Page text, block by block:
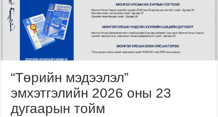
“Төрийн мэдээлэл”
эмхэтгэлийн 2026 оны 23
дугаарын тойм